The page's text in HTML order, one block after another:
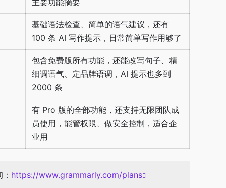
主要功能摘要
基础语法检查、简单的语气建议，还有
100 条 AI 写作提示，日常简单写作用够了
包含免费版所有功能，还能改写句子、精
细调语气、定品牌语调，AI 提示也多到
2000 条
有 Pro 版的全部功能，还支持无限团队成
员使用，能管权限、做安全控制，适合企
业用
https://www.grammarly.com/plans